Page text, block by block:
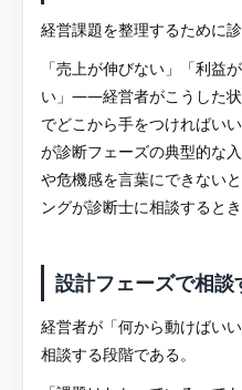
経営課題を整理するために
「売上が伸びない」「利益
い」——経営者がこうした
でどこから手をつければい
が診断フェーズの典型的な
や危機感を言葉にできない
ングが診断士に相談するとき
設計フェーズで相談
経営者が「何から動けばい
相談する段階である。